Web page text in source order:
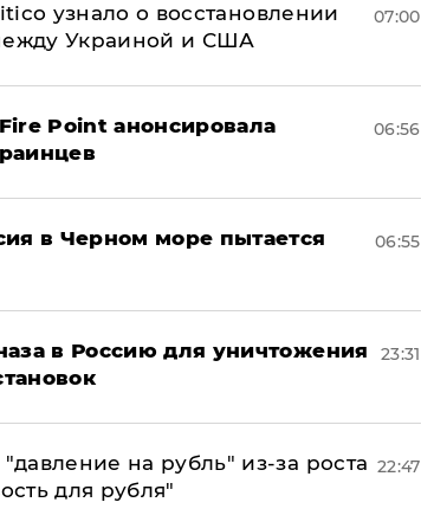
узнало о восстановлении
Украиной и США
07:00
Point анонсировала
06:56
в Черном море пытается
06:55
в Россию для уничтожения
23:31
на рубль" из-за роста
для рубля"
22:47